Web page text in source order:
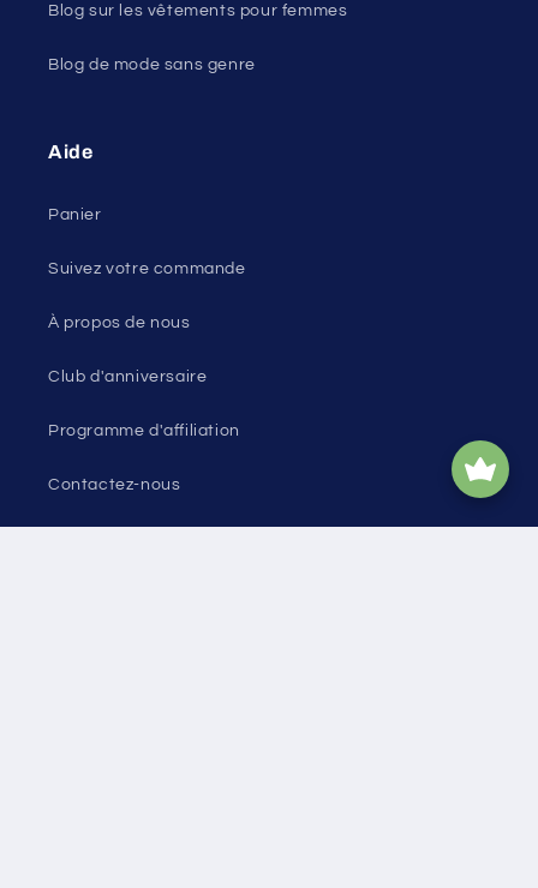
Blog sur les vêtements pour femmes
Blog de mode sans genre
Aide
Panier
Suivez votre commande
À propos de nous
Club d'anniversaire
Programme d'affiliation
Contactez-nous